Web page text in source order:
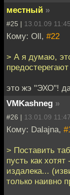
местный »
#25 | 13.01.09 11:45
Кому: Oll, #22
> А я думаю,
это жэ "ЭХО"!
VMKashneg »
#26 | 13.01.09 11:47
Кому: Dalajna,
> Поставить
пусть как
издалека...
только наивно